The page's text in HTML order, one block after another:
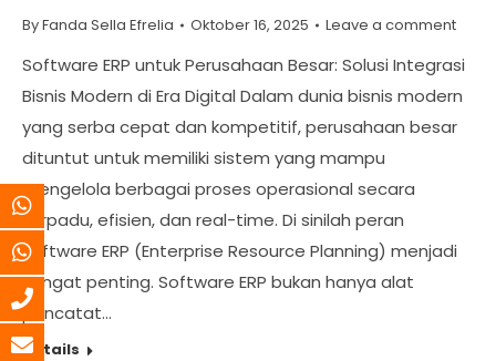
ByFanda Sella Efrelia Oktober 16, 2025 Leave a comment
Software ERP untuk Perusahaan Besar: Solusi Integrasi
Bisnis Modern di Era Digital Dalam dunia bisnis modern
yang serba cepat dan kompetitif, perusahaan besar
dituntut untuk memiliki sistem yang mampu
mengelola berbagai proses operasional secara
terpadu, efisien, dan real-time. Di sinilah peran
software ERP (Enterprise Resource Planning) menjadi
sangat penting. Software ERP bukan hanya alat
pencatat…
Details